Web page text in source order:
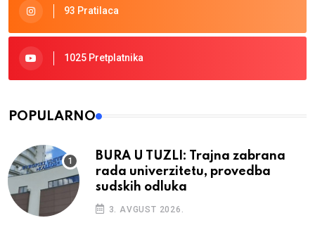
93 Pratilaca
1025 Pretplatnika
POPULARNO
BURA U TUZLI: Trajna zabrana
rada univerzitetu, provedba
sudskih odluka
3. AVGUST 2026.